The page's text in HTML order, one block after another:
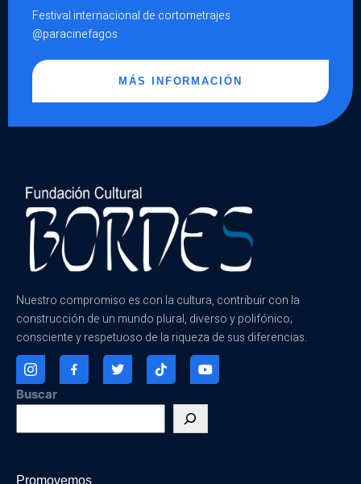
Festival internacional de cortometrajes
@paracinefagos
MÁS INFORMACIÓN
Nuestro compromiso es con la cultura, contribuir con la
construcción de un mundo plural, diverso y polifónico;
consciente y respetuoso de la riqueza de sus diferencias.
Buscar
Promovemos